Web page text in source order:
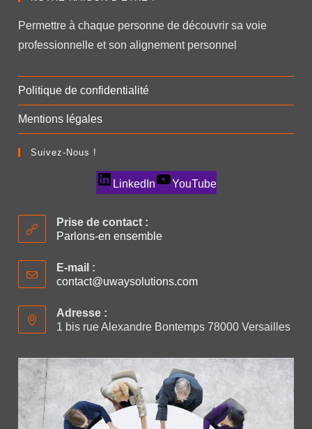
Permettre à chaque personne de découvrir sa voie
professionnelle et son alignement personnel
Politique de confidentialité
Mentions légales
Suivez-Nous !
LinkedIn YouTube
Prise de contact :
Parlons-en ensemble
E-mail :
contact@uwaysolutions.com
Adresse :
1 bis rue Alexandre Bontemps 78000 Versailles